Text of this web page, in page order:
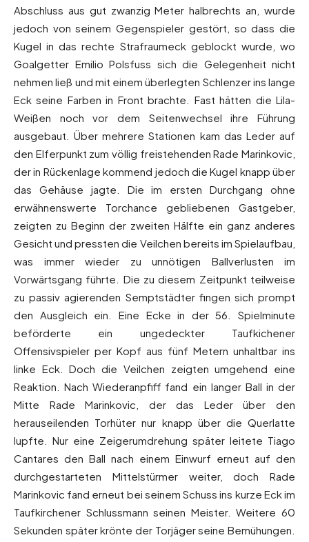
Abschluss aus gut zwanzig Meter halbrechts an, wurde
jedoch von seinem Gegenspieler gestört, so dass die
Kugel in das rechte Strafraumeck geblockt wurde, wo
Goalgetter Emilio Polsfuss sich die Gelegenheit nicht
nehmen ließ und mit einem überlegten Schlenzer ins lange
Eck seine Farben in Front brachte. Fast hätten die Lila-
Weißen noch vor dem Seitenwechsel ihre Führung
ausgebaut. Über mehrere Stationen kam das Leder auf
den Elferpunkt zum völlig freistehenden Rade Marinkovic,
der in Rückenlage kommend jedoch die Kugel knapp über
das Gehäuse jagte. Die im ersten Durchgang ohne
erwähnenswerte Torchance gebliebenen Gastgeber,
zeigten zu Beginn der zweiten Hälfte ein ganz anderes
Gesicht und pressten die Veilchen bereits im Spielaufbau,
was immer wieder zu unnötigen Ballverlusten im
Vorwärtsgang führte. Die zu diesem Zeitpunkt teilweise
zu passiv agierenden Semptstädter fingen sich prompt
den Ausgleich ein. Eine Ecke in der 56. Spielminute
beförderte ein ungedeckter Taufkichener
Offensivspieler per Kopf aus fünf Metern unhaltbar ins
linke Eck. Doch die Veilchen zeigten umgehend eine
Reaktion. Nach Wiederanpfiff fand ein langer Ball in der
Mitte Rade Marinkovic, der das Leder über den
herauseilenden Torhüter nur knapp über die Querlatte
lupfte. Nur eine Zeigerumdrehung später leitete Tiago
Cantares den Ball nach einem Einwurf erneut auf den
durchgestarteten Mittelstürmer weiter, doch Rade
Marinkovic fand erneut bei seinem Schuss ins kurze Eck im
Taufkirchener Schlussmann seinen Meister. Weitere 60
Sekunden später krönte der Torjäger seine Bemühungen.